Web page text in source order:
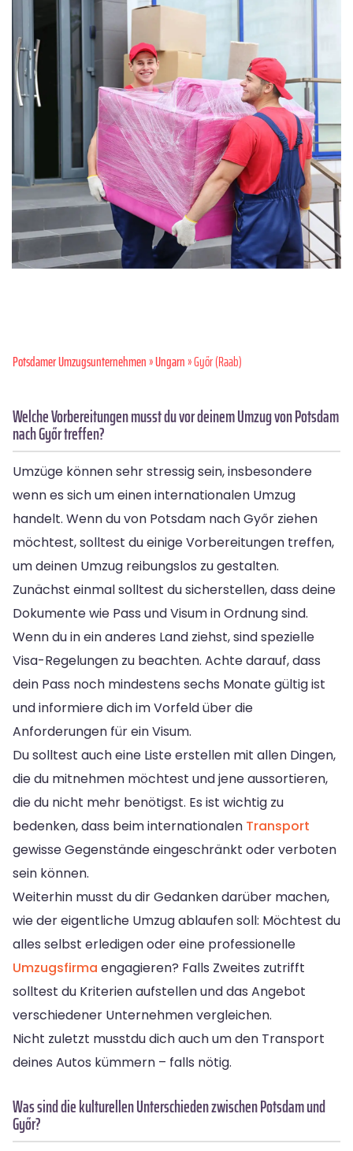
Potsdamer Umzugsunternehmen»Ungarn» Győr (Raab)
Welche Vorbereitungen musst du vor deinem Umzug von Potsdam
nach Győr treffen?
Umzüge können sehr stressig sein, insbesondere
wenn es sich um einen internationalen Umzug
handelt. Wenn du von Potsdam nach Győr ziehen
möchtest, solltest du einige Vorbereitungen treffen,
um deinen Umzug reibungslos zu gestalten.
Zunächst einmal solltest du sicherstellen, dass deine
Dokumente wie Pass und Visum in Ordnung sind.
Wenn du in ein anderes Land ziehst, sind spezielle
Visa-Regelungen zu beachten. Achte darauf, dass
dein Pass noch mindestens sechs Monate gültig ist
und informiere dich im Vorfeld über die
Anforderungen für ein Visum.
Du solltest auch eine Liste erstellen mit allen Dingen,
die du mitnehmen möchtest und jene aussortieren,
die du nicht mehr benötigst. Es ist wichtig zu
bedenken, dass beim internationalen Transport
gewisse Gegenstände eingeschränkt oder verboten
sein können.
Weiterhin musst du dir Gedanken darüber machen,
wie der eigentliche Umzug ablaufen soll: Möchtest du
alles selbst erledigen oder eine professionelle
Umzugsfirma engagieren? Falls Zweites zutrifft
solltest du Kriterien aufstellen und das Angebot
verschiedener Unternehmen vergleichen.
Nicht zuletzt musstdu dich auch um den Transport
deines Autos kümmern – falls nötig.
Was sind die kulturellen Unterschieden zwischen Potsdam und
Győr?